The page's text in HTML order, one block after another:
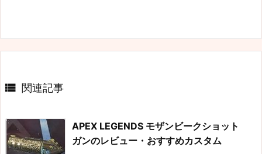
 関連記事
APEX LEGENDS モザンビークショット
ガンのレビュー・おすすめカスタム